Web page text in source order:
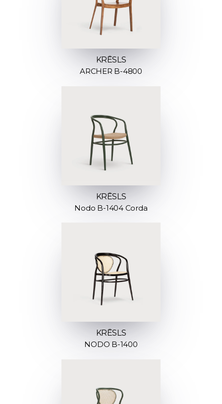
KRĒSLS
ARCHER B-4800
KRĒSLS
Nodo B-1404 Corda
KRĒSLS
NODO B-1400